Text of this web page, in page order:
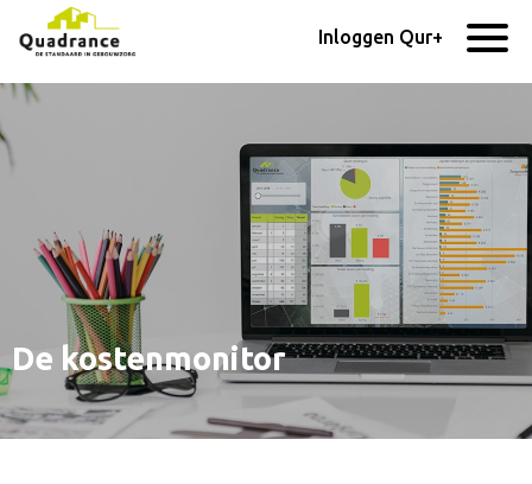
Inloggen Qur+
De kostenmonitor